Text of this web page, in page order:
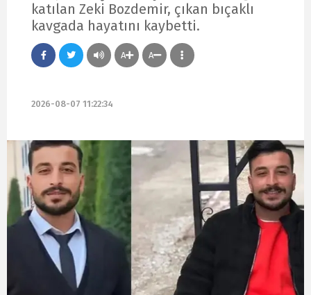
katılan Zeki Bozdemir, çıkan bıçaklı
kavgada hayatını kaybetti.
A A
2026-08-07 11:22:34